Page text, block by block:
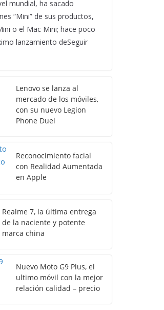
mundial, ha sacado
“Mini” de sus productos,
o el Mac Mini; hace poco
lanzamiento deSeguir
Lenovo se lanza al
mercado de los móviles,
con su nuevo Legion
Phone Duel
Reconocimiento facial
con Realidad Aumentada
en Apple
Realme 7, la última entrega
de la naciente y potente
marca china
Nuevo Moto G9 Plus, el
ultimo móvil con la mejor
relación calidad – precio